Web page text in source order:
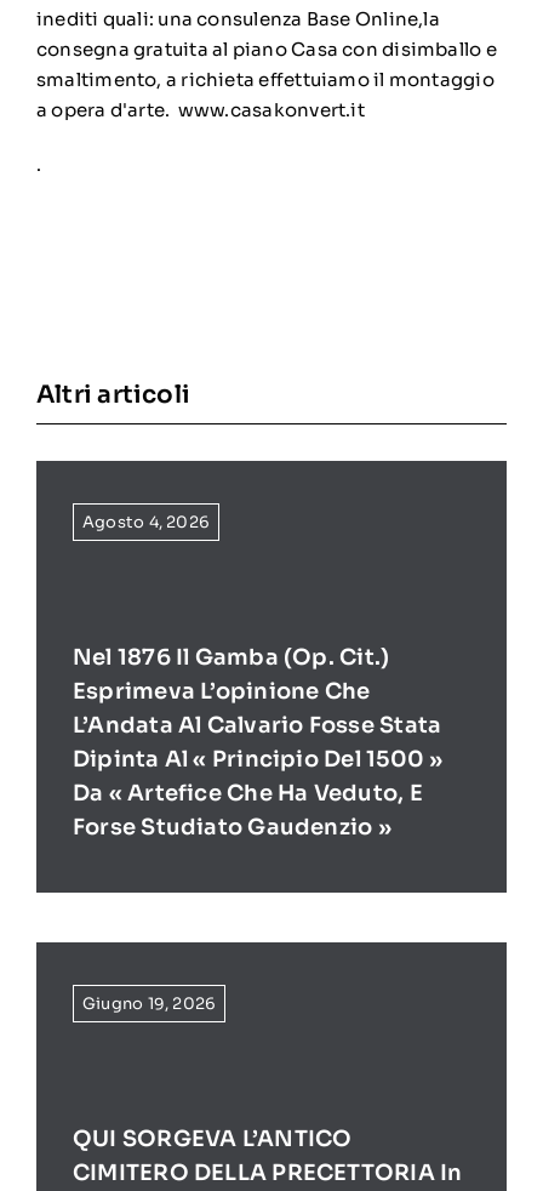
inediti quali: una consulenza Base Online,la
consegna gratuita al piano Casa con disimballo e
smaltimento, a richieta effettuiamo il montaggio
a opera d'arte. www.casakonvert.it
.
Altri articoli
Agosto 4, 2026
Nel 1876 Il Gamba (op. Cit.)
Esprimeva L’opinione Che
L’Andata Al Calvario Fosse Stata
Dipinta Al « Principio Del 1500 »
Da « Artefice Che Ha Veduto, E
Forse Studiato Gaudenzio »
Giugno 19, 2026
QUI SORGEVA L’ANTICO
CIMITERO DELLA PRECETTORIA In